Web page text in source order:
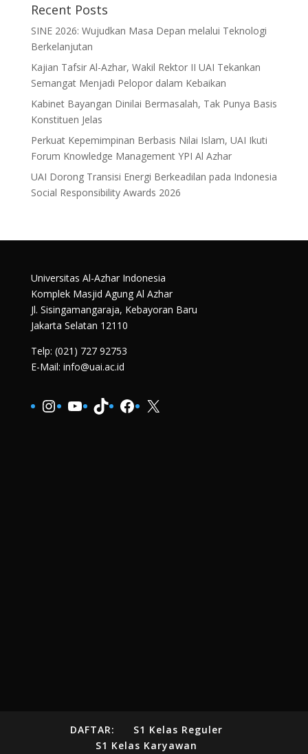
Recent Posts
SINE 2026: Wujudkan Masa Depan melalui Teknologi
Berkelanjutan
Kajian Tafsir Al-Azhar, Wakil Rektor II UAI Tekankan
Semangat Menjadi Pelopor dalam Kebaikan
Kabinet Bayangan Dinilai Bermasalah, Tak Punya Basis
Konstituen Jelas
Perkuat Kepemimpinan Berbasis Nilai Islam, UAI Ikuti
Forum Knowledge Management YPI Al Azhar
UAI Dorong Transisi Energi Berkeadilan pada Indonesia
Social Responsibility Awards 2026
Universitas Al-Azhar Indonesia
Komplek Masjid Agung Al Azhar
Jl. Sisingamangaraja, Kebayoran Baru
Jakarta Selatan 12110
Telp: (021) 727 92753
E-Mail: info@uai.ac.id
Instagram
YouTube
TikTokFacebook
X
DAFTAR:
S1 Kelas Reguler
S1 Kelas Karyawan